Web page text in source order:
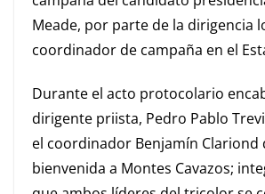
Meade, por parte de la dirigencia
coordinador de campaña en el
Durante el acto protocolario
dirigente priista, Pedro Pablo
el coordinador Benjamín Clariond
bienvenida a Montes Cavazos;